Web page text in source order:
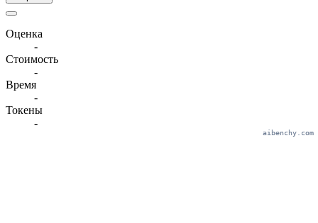
Оценка
-
Стоимость
-
Время
-
Токены
-